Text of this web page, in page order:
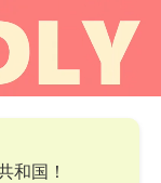
和国！